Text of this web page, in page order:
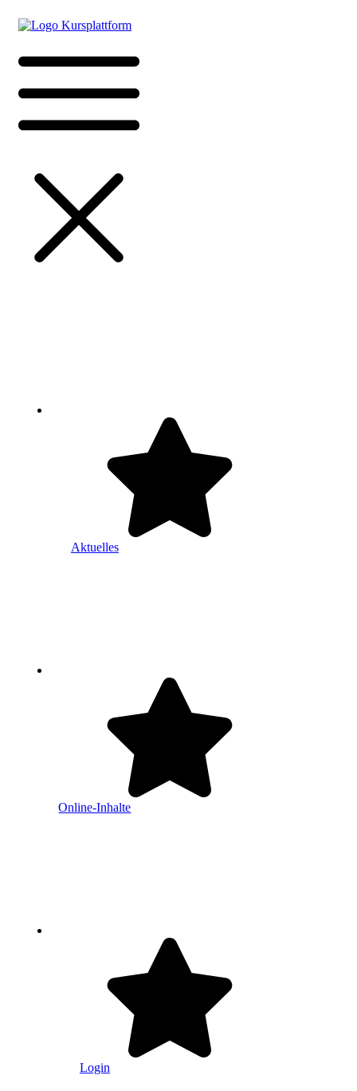
Aktuelles
Online-Inhalte
Login